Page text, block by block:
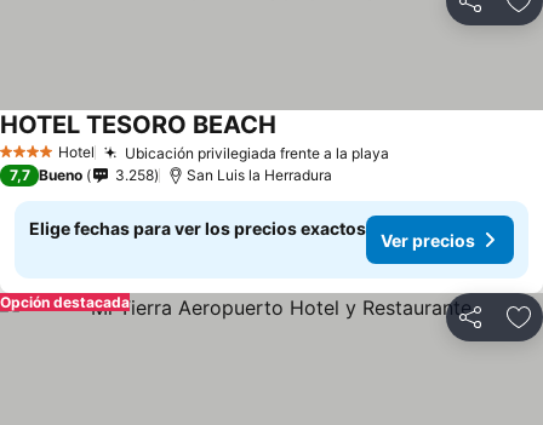
Compartir
4 EstrellasHotel Ubicación privilegiada frente a la playa
HOTEL TESORO BEACH
7,7 Bueno 3.258 San Luis la Herradura
Elige fechas para ver los precios exactos
Ver precios
Compartir
Opción destacada